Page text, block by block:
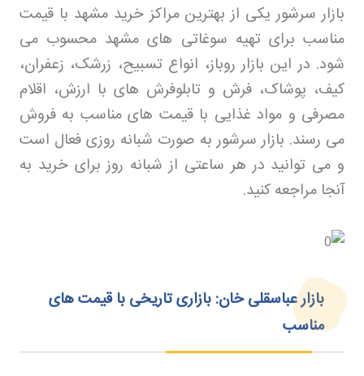
بازار سرشور یکی از بهترین مراکز خرید مشهد با قیمت
مناسب برای تهیه سوغاتی های مشهد محسوب می
شود. در این بازار روباز، انواع تسبیح، زرشک، زعفران،
کیف، پوشاک، فرش و تابلوفرش های با ارزش، اقلام
مصرفی و مواد غذایی با قیمت های مناسب به فروش
می رسند. بازار سرشور به صورت شبانه روزی فعال است
و می توانید در هر ساعتی از شبانه روز برای خرید به
آنجا مراجعه کنید.
بازار عباسقلی خان: بازاری تاریخی با قیمت‌ های
مناسب